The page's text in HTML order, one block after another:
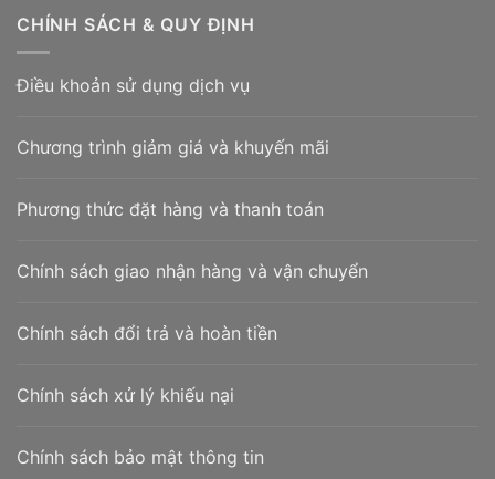
CHÍNH SÁCH & QUY ĐỊNH
Điều khoản sử dụng dịch vụ
Chương trình giảm giá và khuyến mãi
Phương thức đặt hàng và thanh toán
Chính sách giao nhận hàng và vận chuyển
Chính sách đổi trả và hoàn tiền
Chính sách xử lý khiếu nại
Chính sách bảo mật thông tin